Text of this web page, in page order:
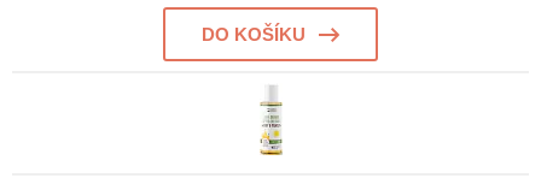
DO KOŠÍKU